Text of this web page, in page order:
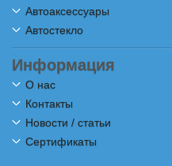
Автоаксессуары
Автостекло
Информация
О нас
Контакты
Новости / статьи
Сертификаты